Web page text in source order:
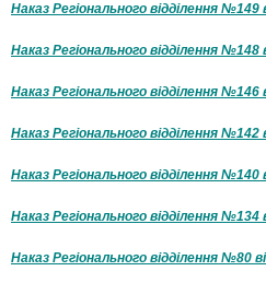
Наказ Регіонального відділення №149
Наказ Регіонального відділення №148
Наказ Регіонального відділення №146
Наказ Регіонального відділення №142
Наказ Регіонального відділення №140
Наказ Регіонального відділення №134
Наказ Регіонального відділення №80